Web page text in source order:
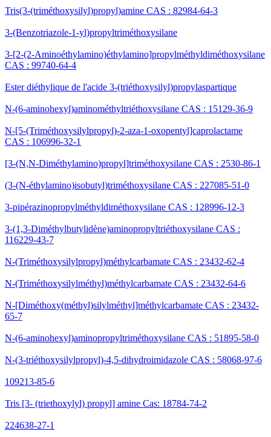
Tris(3-(triméthoxysilyl)propyl)amine CAS : 82984-64-3
3-(Benzotriazole-1-yl)propyltriméthoxysilane
3-[2-(2-Aminoéthylamino)éthylamino]propylméthyldiméthoxysilane
CAS : 99740-64-4
Ester diéthylique de l'acide 3-(triéthoxysilyl)propylaspartique
N-(6-aminohexyl)aminométhyltriéthoxysilane CAS : 15129-36-9
N-[5-(Triméthoxysilylpropyl)-2-aza-1-oxopentyl]caprolactame
CAS : 106996-32-1
[3-(N,N-Diméthylamino)propyl]triméthoxysilane CAS : 2530-86-1
(3-(N-éthylamino)isobutyl)triméthoxysilane CAS : 227085-51-0
3-pipérazinopropylméthyldiméthoxysilane CAS : 128996-12-3
3-(1,3-Diméthylbutylidène)aminopropyltriéthoxysilane CAS :
116229-43-7
N-(Triméthoxysilylpropyl)méthylcarbamate CAS : 23432-62-4
N-(Triméthoxysilylméthyl)méthylcarbamate CAS : 23432-64-6
N-[Diméthoxy(méthyl)silylméthyl]méthylcarbamate CAS : 23432-
65-7
N-(6-aminohexyl)aminopropyltriméthoxysilane CAS : 51895-58-0
N-(3-triéthoxysilylpropyl)-4,5-dihydroimidazole CAS : 58068-97-6
109213-85-6
Tris [3- (triethoxylyl) propyl] amine Cas: 18784-74-2
224638-27-1